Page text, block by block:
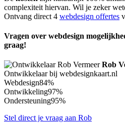
complexiteit hiervan. Wil je zeker
Ontvang direct 4 webdesign offertes
Vragen over webdesign
graag!
Rob
Ontwikkelaar bij webdesignkaart.nl
Webdesign84%
Ontwikkeling97%
Ondersteuning95%
Stel direct je vraag aan Rob